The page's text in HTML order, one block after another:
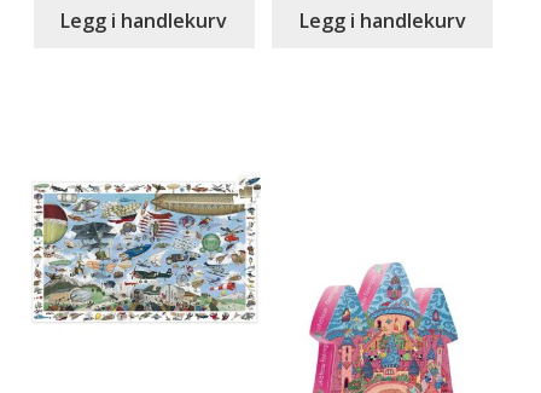
Legg i handlekurv Legg i handlekurv